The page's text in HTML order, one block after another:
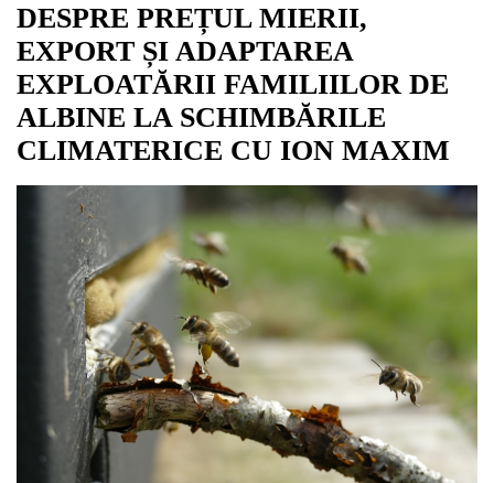
DESPRE PREȚUL MIERII,
EXPORT ȘI ADAPTAREA
EXPLOATĂRII FAMILIILOR DE
ALBINE LA SCHIMBĂRILE
CLIMATERICE CU ION MAXIM